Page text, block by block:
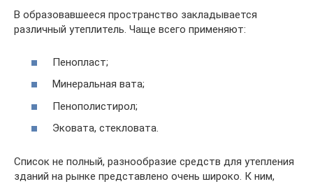
В образовавшееся пространство закладывается
различный утеплитель. Чаще всего применяют:
Пенопласт;
Минеральная вата;
Пенополистирол;
Эковата, стекловата.
Список не полный, разнообразие средств для утепления
зданий на рынке представлено очень широко. К ним,